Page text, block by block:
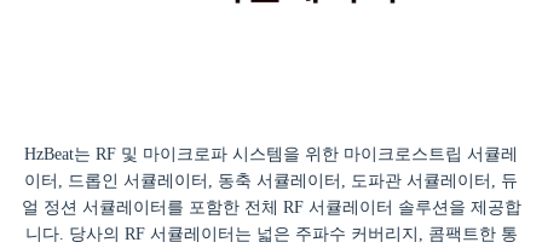
HzBeat는 RF 및 마이크로파 시스템을 위한 마이크로스트립 서큘레
이터, 드롭인 서큘레이터, 동축 서큘레이터, 도파관 서큘레이터, 듀
얼 정션 서큘레이터를 포함한 전체 RF 서큘레이터 솔루션을 제공합
니다. 당사의 RF 서큘레이터는 넓은 주파수 커버리지, 콤팩트한 통